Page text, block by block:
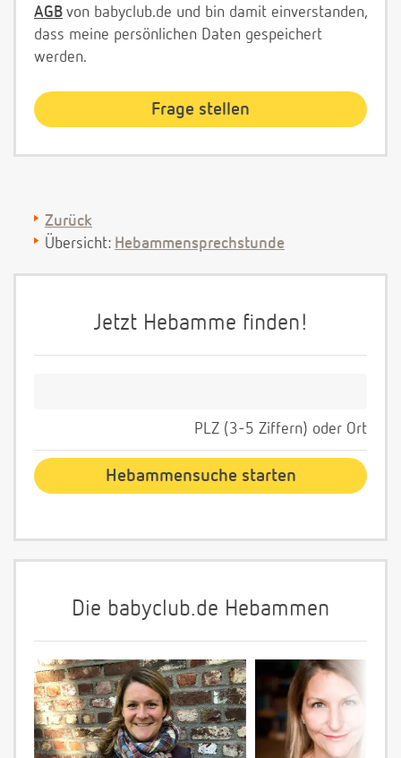
AGB von babyclub.de und bin damit einverstanden,
dass meine persönlichen Daten gespeichert
werden.
Zurück
Übersicht: Hebammensprechstunde
Jetzt Hebamme finden!
PLZ (3-5 Ziffern) oder Ort
Die babyclub.de Hebammen